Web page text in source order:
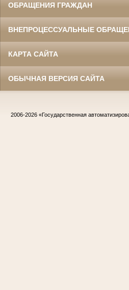
ОБРАЩЕНИЯ ГРАЖДАН
ВНЕПРОЦЕССУАЛЬНЫЕ
КАРТА САЙТА
ОБЫЧНАЯ ВЕРСИЯ САЙТА
2006-2026 «Государственная